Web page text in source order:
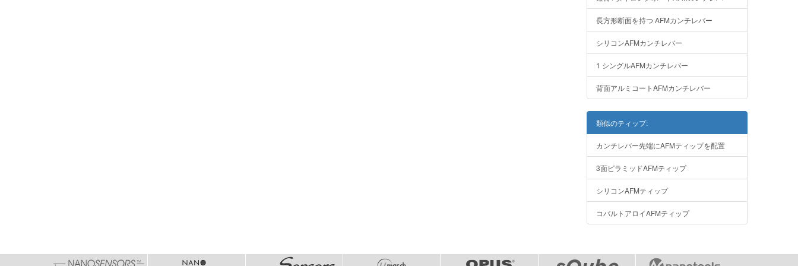
長方形断面を持つ AFMカンチレバー
シリコンAFMカンチレバー
1 シングルAFMカンチレバー
背面アルミコートAFMカンチレバー
類似のティップ:
カンチレバー先端にAFMティップを配置
3面ピラミッドAFMティップ
シリコンAFMティップ
コバルトアロイAFMティップ